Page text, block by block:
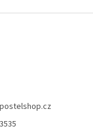
postelshop.cz